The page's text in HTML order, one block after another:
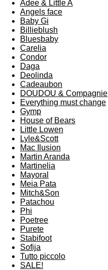
Adee & Little A
Angels face
Baby Gi
Billieblush
Bluesbaby
Carelia
Condor
Daga
Deolinda
Cadeaubon
DOUDOU & Compagnie
Everything must change
Gymp
House of Bears
Little Lowen
Lyle&Scott
Mac Ilusion
Martin Aranda
Martinelia
Mayoral
Meia Pata
Mitch&Son
Patachou
Phi
Poetree
Purete
Stabifoot
Sofija
Tutto piccolo
SALE!